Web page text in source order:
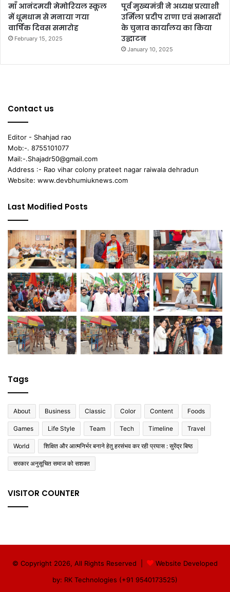
माँ आनंदमयी मेमोरियल स्कूल
में धूमधाम से मनाया गया
वार्षिक दिवस समारोह
February 15, 2025
पूर्व मुख्यमंत्री ने अध्यक्ष प्रत्याशी
उर्मिला प्रदीप राणा एवं सभासदों
के चुनाव कार्यालय का किया
उद्घाटन
January 10, 2025
Contact us
Editor - Shahjad rao
Mob:-. 8755101077
Mail:-.Shajadr50@gmail.com
Address :- Rao vihar colony prateet nagar raiwala dehradun
Website: www.devbhumiuknews.com
Last Modified Posts
Tags
About Business Classic Color Content Foods
Games Life Style Team Tech Timeline Travel
World शिक्षित और आत्मनिर्भर बनाने हेतु हरसंभव कर रही प्रयास : सुरेंद्र बिष्ठ
सरकार अनुसूचित समाज को सशक्त
VISITOR COUNTER
© Copyright 2026, All Rights Reserved |
Website Developed
by: RK Technologies (+91 9540173525)